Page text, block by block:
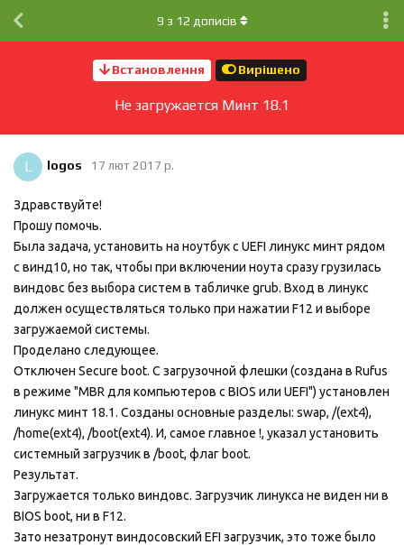
Встановлення Вирішено
Не загружается Минт 18.1
9 з 12 дописів
L logos 17 лют 2017 р.
Здравствуйте!
Прошу помочь.
Была задача, установить на ноутбук с UEFI линукс минт рядом
с винд10, но так, чтобы при включении ноута сразу грузилась
виндовс без выбора систем в табличке grub. Вход в линукс
должен осуществляться только при нажатии F12 и выборе
загружаемой системы.
Проделано следующее.
Отключен Secure boot. С загрузочной флешки (создана в Rufus
в режиме "MBR для компьютеров с BIOS или UEFI") установлен
линукс минт 18.1. Созданы основные разделы: swap, /(ext4),
/home(ext4), /boot(ext4). И, самое главное !, указал установить
системный загрузчик в /boot, флаг boot.
Результат.
Загружается только виндовс. Загрузчик линукса не виден ни в
BIOS boot, ни в F12.
Зато незатронут виндосовский ЕFI загрузчик, это тоже было